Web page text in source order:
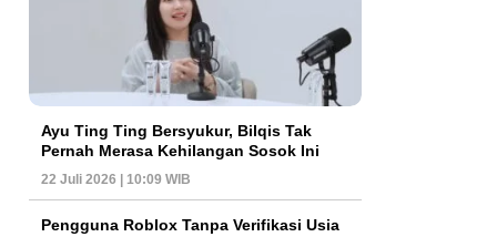
Ayu Ting Ting Bersyukur, Bilqis Tak
Pernah Merasa Kehilangan Sosok Ini
22 Juli 2026 | 10:09 WIB
Pengguna Roblox Tanpa Verifikasi Usia